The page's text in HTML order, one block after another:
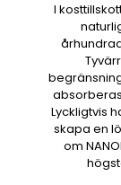
I
Lyckligtvis
skapa en
om